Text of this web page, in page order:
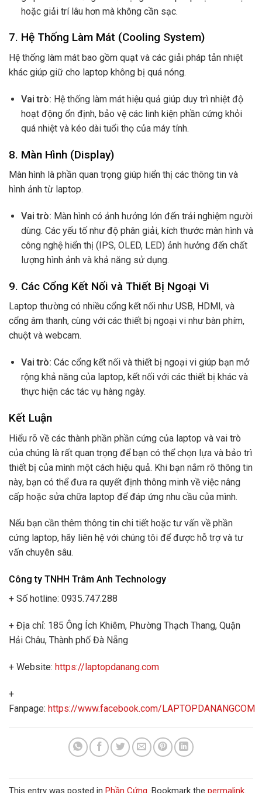
hoặc giải trí lâu hơn mà không cần sạc.
7. Hệ Thống Làm Mát (Cooling System)
Hệ thống làm mát bao gồm quạt và các giải pháp tản nhiệt
khác giúp giữ cho laptop không bị quá nóng.
Vai trò: Hệ thống làm mát hiệu quả giúp duy trì nhiệt độ
hoạt động ổn định, bảo vệ các linh kiện phần cứng khỏi
quá nhiệt và kéo dài tuổi thọ của máy tính.
8. Màn Hình (Display)
Màn hình là phần quan trọng giúp hiển thị các thông tin và
hình ảnh từ laptop.
Vai trò: Màn hình có ảnh hưởng lớn đến trải nghiệm người
dùng. Các yếu tố như độ phân giải, kích thước màn hình và
công nghệ hiển thị (IPS, OLED, LED) ảnh hưởng đến chất
lượng hình ảnh và khả năng sử dụng.
9. Các Cổng Kết Nối và Thiết Bị Ngoại Vi
Laptop thường có nhiều cổng kết nối như USB, HDMI, và
cổng âm thanh, cùng với các thiết bị ngoại vi như bàn phím,
chuột và webcam.
Vai trò: Các cổng kết nối và thiết bị ngoại vi giúp bạn mở
rộng khả năng của laptop, kết nối với các thiết bị khác và
thực hiện các tác vụ hàng ngày.
Kết Luận
Hiểu rõ về các thành phần phần cứng của laptop và vai trò
của chúng là rất quan trọng để bạn có thể chọn lựa và bảo trì
thiết bị của mình một cách hiệu quả. Khi bạn nắm rõ thông tin
này, bạn có thể đưa ra quyết định thông minh về việc nâng
cấp hoặc sửa chữa laptop để đáp ứng nhu cầu của mình.
Nếu bạn cần thêm thông tin chi tiết hoặc tư vấn về phần
cứng laptop, hãy liên hệ với chúng tôi để được hỗ trợ và tư
vấn chuyên sâu.
Công ty TNHH Trâm Anh Technology
+ Số hotline: 0935.747.288
+ Địa chỉ: 185 Ông Ích Khiêm, Phường Thạch Thang, Quận
Hải Châu, Thành phố Đà Nẵng
+ Website: https://laptopdanang.com
+
Fanpage: https://www.facebook.com/LAPTOPDANANGCOM
This entry was posted in Phần Cứng. Bookmark the permalink.